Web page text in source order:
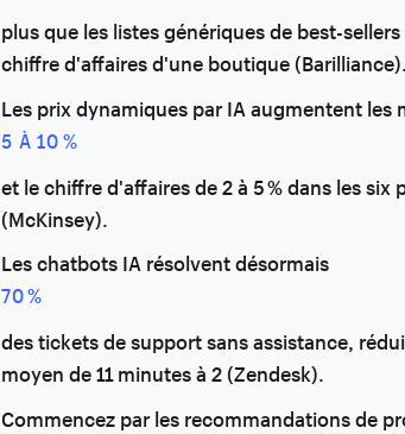
plus que les listes génériques de best-
chiffre d'affaires d'une boutique (Barilliance).
Les prix dynamiques par IA augmentent les
5 À 10 %
et le chiffre d'affaires de 2 à 5 % dans les
(McKinsey).
Les chatbots IA résolvent désormais
70 %
des tickets de support sans assistance,
moyen de 11 minutes à 2 (Zendesk).
Commencez par les recommandations de